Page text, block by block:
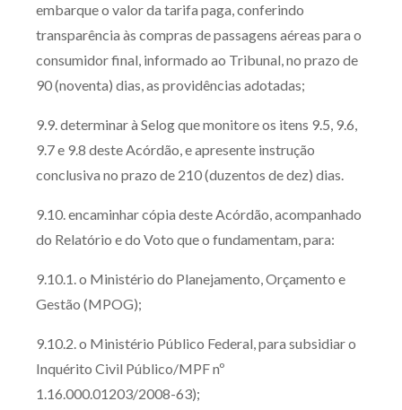
embarque o valor da tarifa paga, conferindo
transparência às compras de passagens aéreas para o
consumidor final, informado ao Tribunal, no prazo de
90 (noventa) dias, as providências adotadas;
9.9. determinar à Selog que monitore os itens 9.5, 9.6,
9.7 e 9.8 deste Acórdão, e apresente instrução
conclusiva no prazo de 210 (duzentos de dez) dias.
9.10. encaminhar cópia deste Acórdão, acompanhado
do Relatório e do Voto que o fundamentam, para:
9.10.1. o Ministério do Planejamento, Orçamento e
Gestão (MPOG);
9.10.2. o Ministério Público Federal, para subsidiar o
Inquérito Civil Público/MPF nº
1.16.000.01203/2008-63);